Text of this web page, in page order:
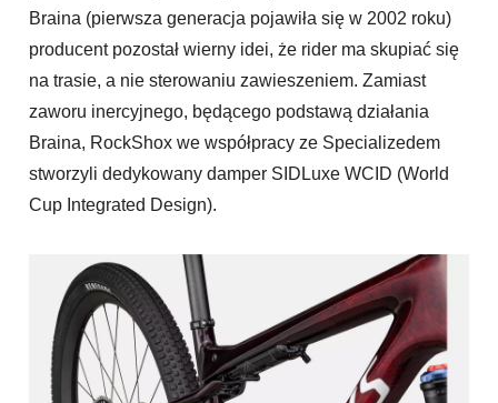
Braina (pierwsza generacja pojawiła się w 2002 roku)
producent pozostał wierny idei, że rider ma skupiać się
na trasie, a nie sterowaniu zawieszeniem. Zamiast
zaworu inercyjnego, będącego podstawą działania
Braina, RockShox we współpracy ze Specializedem
stworzyli dedykowany damper SIDLuxe WCID (World
Cup Integrated Design).